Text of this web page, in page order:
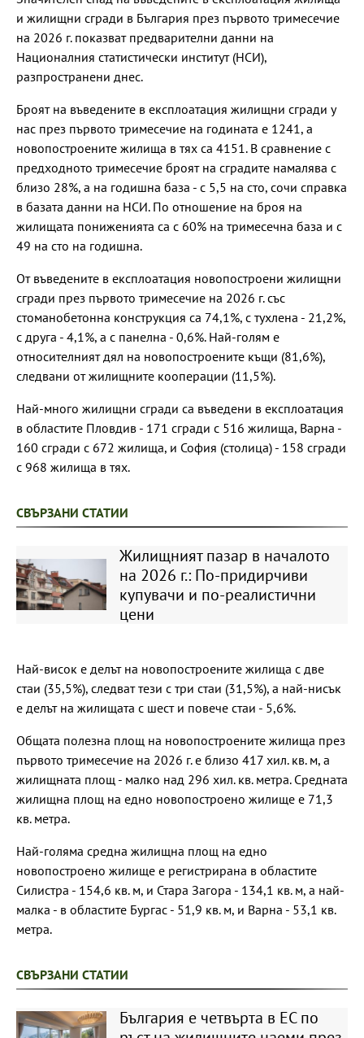
и жилищни сгради в България през първото тримесечие
на 2026 г. показват предварителни данни на
Националния статистически институт (НСИ),
разпространени днес.
Броят на въведените в експлоатация жилищни сгради у
нас през първото тримесечие на годината е 1241, а
новопостроените жилища в тях са 4151. В сравнение с
предходното тримесечие броят на сградите намалява с
близо 28%, а на годишна база - с 5,5 на сто, сочи справка
в базата данни на НСИ. По отношение на броя на
жилищата пониженията са с 60% на тримесечна база и с
49 на сто на годишна.
От въведените в експлоатация новопостроени жилищни
сгради през първото тримесечие на 2026 г. със
стоманобетонна конструкция са 74,1%, с тухлена - 21,2%,
с друга - 4,1%, а с панелна - 0,6%. Най-голям е
относителният дял на новопостроените къщи (81,6%),
следвани от жилищните кооперации (11,5%).
Най-много жилищни сгради са въведени в експлоатация
в областите Пловдив - 171 сгради с 516 жилища, Варна -
160 сгради с 672 жилища, и София (столица) - 158 сгради
с 968 жилища в тях.
СВЪРЗАНИ СТАТИИ
Жилищният пазар в началото
на 2026 г.: По-придирчиви
купувачи и по-реалистични
цени
Най-висок е делът на новопостроените жилища с две
стаи (35,5%), следват тези с три стаи (31,5%), а най-нисък
е делът на жилищата с шест и повече стаи - 5,6%.
Общата полезна площ на новопостроените жилища през
първото тримесечие на 2026 г. е близо 417 хил. кв. м, а
жилищната площ - малко над 296 хил. кв. метра. Средната
жилищна площ на едно новопостроено жилище e 71,3
кв. метра.
Най-голяма средна жилищна площ на едно
новопостроено жилище е регистрирана в областите
Силистра - 154,6 кв. м, и Стара Загора - 134,1 кв. м, а най-
малка - в областите Бургас - 51,9 кв. м, и Варна - 53,1 кв.
метра.
СВЪРЗАНИ СТАТИИ
България е четвърта в ЕС по